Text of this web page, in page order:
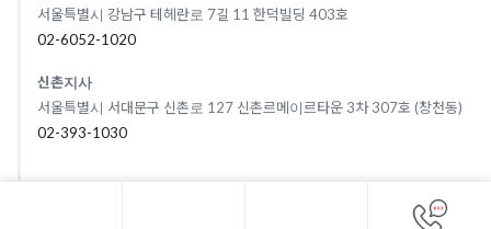
서울특별시 강남구 테헤란로 7길 11 한덕빌딩 403호
02-6052-1020
신촌지사
서울특별시 서대문구 신촌로 127 신촌르메이르타운 3차 307호 (창천동)
02-393-1030